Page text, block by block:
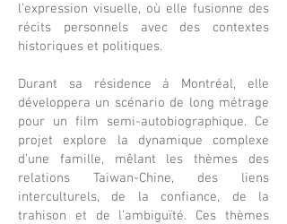
l’expression visuelle, où elle fusionne des
récits personnels avec des contextes
historiques et politiques.
Durant sa résidence à Montréal, elle
développera un scénario de long métrage
pour un film semi-autobiographique. Ce
projet explore la dynamique complexe
d’une famille, mêlant les thèmes des
relations Taiwan-Chine, des liens
interculturels, de la confiance, de la
trahison et de l’ambiguïté. Ces thèmes